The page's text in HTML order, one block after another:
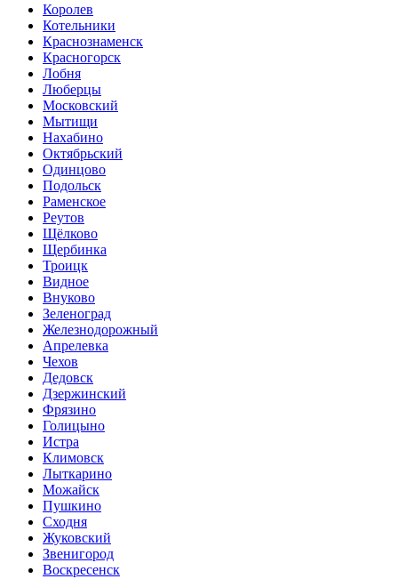
Королев
Котельники
Краснознаменск
Красногорск
Лобня
Люберцы
Московский
Мытищи
Нахабино
Октябрьский
Одинцово
Подольск
Раменское
Реутов
Щёлково
Щербинка
Троицк
Видное
Внуково
Зеленоград
Железнодорожный
Апрелевка
Чехов
Дедовск
Дзержинский
Фрязино
Голицыно
Истра
Климовск
Лыткарино
Можайск
Пушкино
Сходня
Жуковский
Звенигород
Воскресенск